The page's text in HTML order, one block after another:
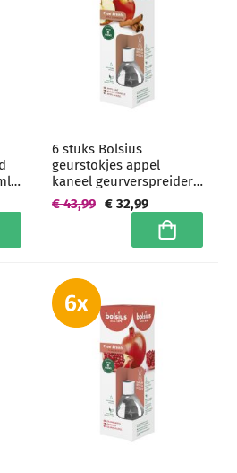
-
6 stuks Bolsius
geurstokjes appel
kaneel geurverspreiders
60 ml - grootverpakking
€ 32,99
€ 43,99
In